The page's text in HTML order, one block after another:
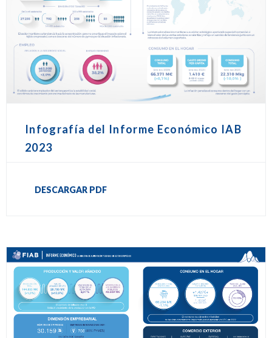
Infografía del Informe Económico IAB
2023
DESCARGAR PDF